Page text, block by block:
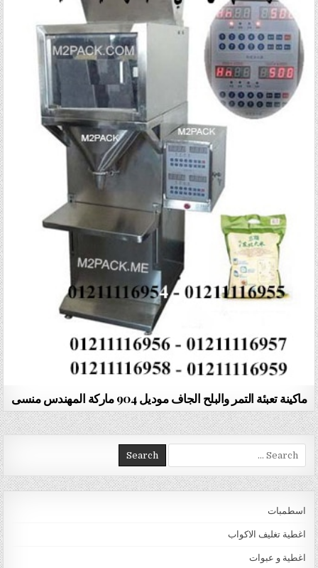
ماكينة تعبئة التمر والبلح الجاف موديل 904 ماركة المهندس منسى
Search for:
اسطمبات
اغطية تغليف الاكواب
اغطية و عبوات